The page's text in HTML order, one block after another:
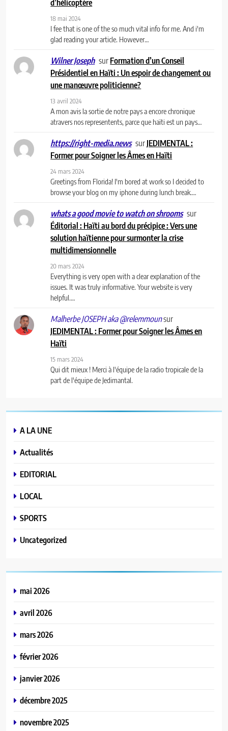
d’hélicoptère
18 mai 2024
I fee that is one of the so much vital info for me. And i'm
glad reading your article. However…
Wilner Joseph surFormation d’un Conseil
Présidentiel en Haïti : Un espoir de changement ou
une manœuvre politicienne?
13 avril 2024
A mon avis la sortie de notre pays a encore chronique
atravers nos representents, parce que haïti est un pays…
https://right-media.news surJEDIMENTAL :
Former pour Soigner les Âmes en Haïti
24 mars 2024
Greetings from Florida! I'm bored at work so I decided to
browse your blog on my iphone during lunch break.…
whats a good movie to watch on shrooms sur
Éditorial : Haïti au bord du précipice : Vers une
solution haïtienne pour surmonter la crise
multidimensionnelle
20 mars 2024
Everything is very open with a clear explanation of the
issues. It was truly informative. Your website is very
helpful.…
Malherbe JOSEPH aka @relemmounsur
JEDIMENTAL : Former pour Soigner les Âmes en
Haïti
15 mars 2024
Qui dit mieux ! Merci à l'équipe de la radio tropicale de la
part de l'équipe de Jedimantal.
A LA UNE
Actualités
EDITORIAL
LOCAL
SPORTS
Uncategorized
mai 2026
avril 2026
mars 2026
février 2026
janvier 2026
décembre 2025
novembre 2025